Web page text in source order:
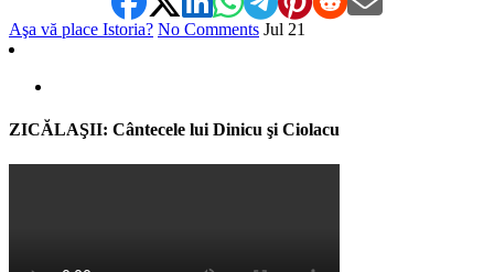
Aşa vă place Istoria? No Comments Jul 21
ZICĂLAŞII: Cântecele lui Dinicu şi Ciolacu